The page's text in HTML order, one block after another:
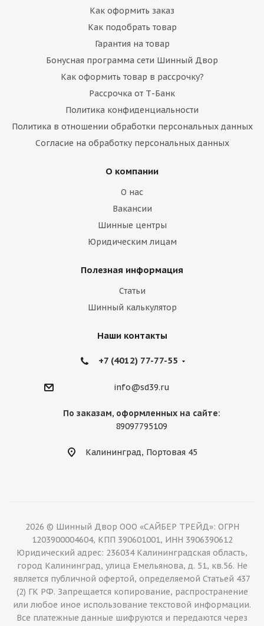
Как оформить заказ
Как подобрать товар
Гарантия на товар
Бонусная программа сети Шинный Двор
Как оформить товар в рассрочку?
Рассрочка от Т-Банк
Политика конфиденциальности
Политика в отношении обработки персональных данных
Согласие на обработку персональных данных
О компании
О нас
Вакансии
Шинные центры
Юридическим лицам
Полезная информация
Статьи
Шинный калькулятор
Наши контакты
+7 (4012) 77-77-55
info@sd39.ru
По заказам, оформленных на сайте:
89097795109
Калининград, Портовая 45
2026 © Шинный Двор ООО «САЙБЕР ТРЕЙД»: ОГРН
1203900004604, КПП 390601001, ИНН 3906390612
Юридический адрес: 236034 Калининградская область,
город Калининград, улица Емельянова, д. 51, кв.56. Не
является публичной офертой, определяемой Статьей 437
(2) ГК РФ. Запрещается копирование, распространение
или любое иное использование текстовой информации.
Все платежные данные шифруются и передаются через